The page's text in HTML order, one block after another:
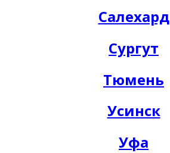
Салехард
Сургут
Тюмень
Усинск
Уфа